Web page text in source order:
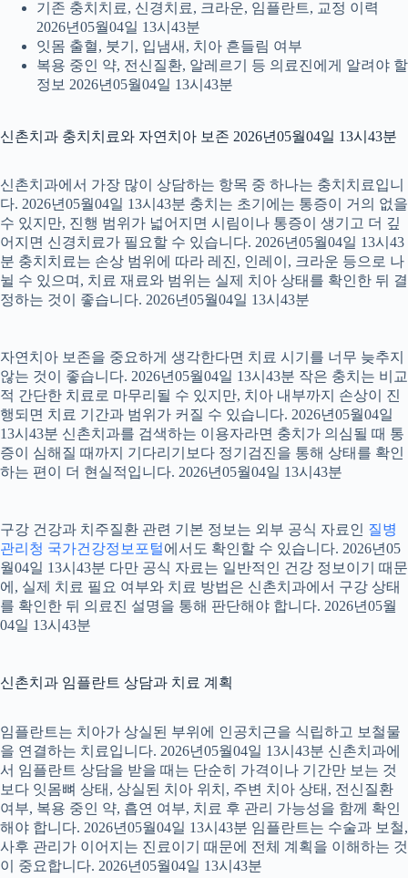
기존 충치치료, 신경치료, 크라운, 임플란트, 교정 이력
2026년05월04일 13시43분
잇몸 출혈, 붓기, 입냄새, 치아 흔들림 여부
복용 중인 약, 전신질환, 알레르기 등 의료진에게 알려야 할
정보 2026년05월04일 13시43분
신촌치과 충치치료와 자연치아 보존 2026년05월04일 13시43분
신촌치과에서 가장 많이 상담하는 항목 중 하나는 충치치료입니
다. 2026년05월04일 13시43분 충치는 초기에는 통증이 거의 없을
수 있지만, 진행 범위가 넓어지면 시림이나 통증이 생기고 더 깊
어지면 신경치료가 필요할 수 있습니다. 2026년05월04일 13시43
분 충치치료는 손상 범위에 따라 레진, 인레이, 크라운 등으로 나
뉠 수 있으며, 치료 재료와 범위는 실제 치아 상태를 확인한 뒤 결
정하는 것이 좋습니다. 2026년05월04일 13시43분
자연치아 보존을 중요하게 생각한다면 치료 시기를 너무 늦추지
않는 것이 좋습니다. 2026년05월04일 13시43분 작은 충치는 비교
적 간단한 치료로 마무리될 수 있지만, 치아 내부까지 손상이 진
행되면 치료 기간과 범위가 커질 수 있습니다. 2026년05월04일
13시43분 신촌치과를 검색하는 이용자라면 충치가 의심될 때 통
증이 심해질 때까지 기다리기보다 정기검진을 통해 상태를 확인
하는 편이 더 현실적입니다. 2026년05월04일 13시43분
구강 건강과 치주질환 관련 기본 정보는 외부 공식 자료인 질병
관리청 국가건강정보포털에서도 확인할 수 있습니다. 2026년05
월04일 13시43분 다만 공식 자료는 일반적인 건강 정보이기 때문
에, 실제 치료 필요 여부와 치료 방법은 신촌치과에서 구강 상태
를 확인한 뒤 의료진 설명을 통해 판단해야 합니다. 2026년05월
04일 13시43분
신촌치과 임플란트 상담과 치료 계획
임플란트는 치아가 상실된 부위에 인공치근을 식립하고 보철물
을 연결하는 치료입니다. 2026년05월04일 13시43분 신촌치과에
서 임플란트 상담을 받을 때는 단순히 가격이나 기간만 보는 것
보다 잇몸뼈 상태, 상실된 치아 위치, 주변 치아 상태, 전신질환
여부, 복용 중인 약, 흡연 여부, 치료 후 관리 가능성을 함께 확인
해야 합니다. 2026년05월04일 13시43분 임플란트는 수술과 보철,
사후 관리가 이어지는 진료이기 때문에 전체 계획을 이해하는 것
이 중요합니다. 2026년05월04일 13시43분